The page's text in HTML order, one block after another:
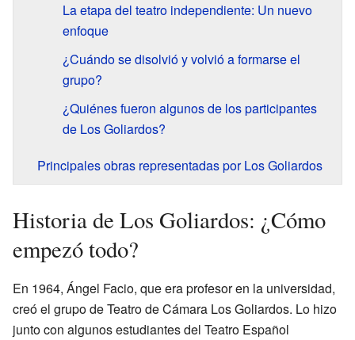
La etapa del teatro independiente: Un nuevo
enfoque
¿Cuándo se disolvió y volvió a formarse el
grupo?
¿Quiénes fueron algunos de los participantes
de Los Goliardos?
Principales obras representadas por Los Goliardos
Historia de Los Goliardos: ¿Cómo
empezó todo?
En 1964, Ángel Facio, que era profesor en la universidad,
creó el grupo de Teatro de Cámara Los Goliardos. Lo hizo
junto con algunos estudiantes del Teatro Español